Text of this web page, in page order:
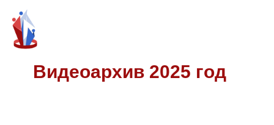
Видеоархив 2025 год